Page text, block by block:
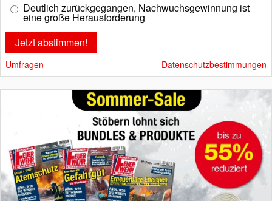
Deutlich zurückgegangen, Nachwuchsgewinnung ist
eine große Herausforderung
Umfragen Datenschutzbestimmungen